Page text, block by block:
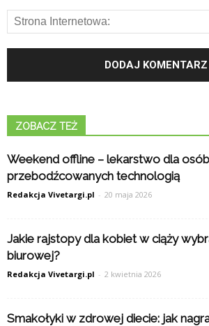
ZOBACZ TEŻ
Weekend offline – lekarstwo dla osób
przebodźcowanych technologią
Redakcja Vivetargi.pl - 20 maja 2026
Jakie rajstopy dla kobiet w ciąży
biurowej?
Redakcja Vivetargi.pl - 2 kwietnia 2026
Smakołyki w zdrowej diecie: jak